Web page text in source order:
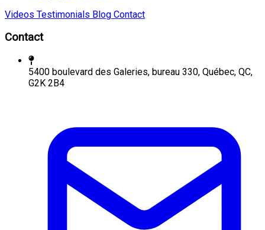
Videos Testimonials Blog Contact
Contact
5400 boulevard des Galeries, bureau 330, Québec, QC,
G2K 2B4